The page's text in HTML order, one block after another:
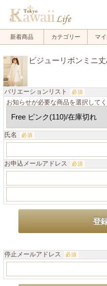
新着商品 カテゴリー マ
ビジューリボンミニ
バリエーションリスト 必須
お知らせが必要な商品を選択してく
氏名 必須
お申込メールアドレス 必須
停止メールアドレス 必須